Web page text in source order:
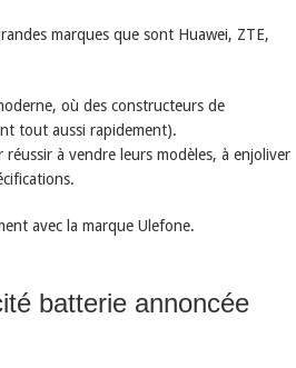
marques que sont Huawei, ZTE,
où des constructeurs de
tout aussi rapidement).
à vendre leurs modèles, à enjoliver
avec la marque Ulefone.
batterie annoncée